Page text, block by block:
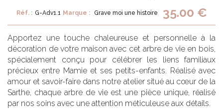
Réf. : G-Adv1.1 Marque : Grave moi une histoire 35.00 €
Apportez une touche chaleureuse et personnelle à la
décoration de votre maison avec cet arbre de vie en bois,
spécialement conçu pour célébrer les liens familiaux
précieux entre Mamie et ses petits-enfants. Réalisé avec
amour et savoir-faire dans notre atelier situé au cœur de la
Sarthe, chaque arbre de vie est une pièce unique, réalisé
par nos soins avec une attention méticuleuse aux détails.